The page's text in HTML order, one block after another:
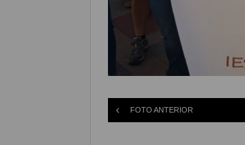
FOTO ANTERIOR